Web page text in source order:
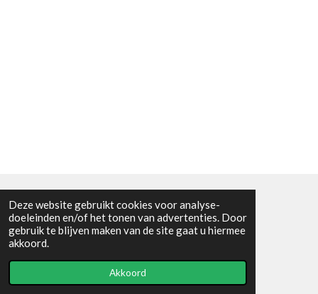
Deze website gebruikt cookies voor analyse-
doeleinden en/of het tonen van advertenties. Door
gebruik te blijven maken van de site gaat u hiermee
akkoord.
Akkoord
Algemene voorwaarden
© 2021 - RC en mineralenshop Het vlinderpad